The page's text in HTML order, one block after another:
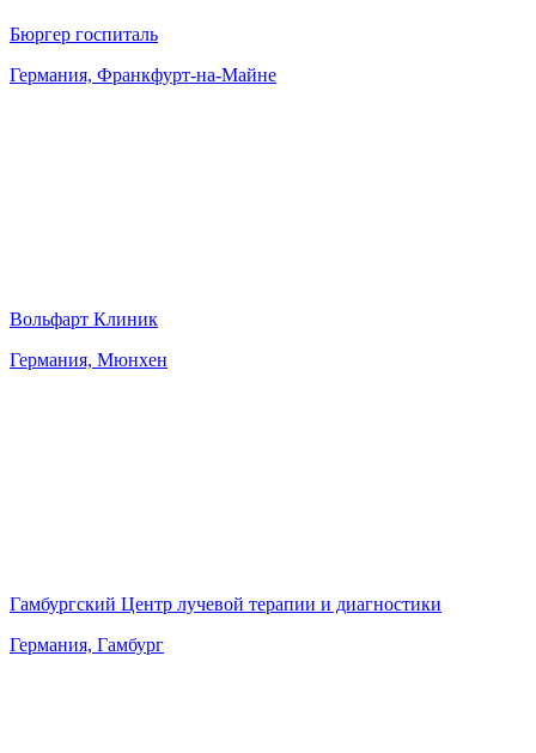
Бюргер госпиталь
Германия, Франкфурт-на-Майне
Вольфарт Клиник
Германия, Мюнхен
Гамбургский Центр лучевой терапии и диагностики
Германия, Гамбург